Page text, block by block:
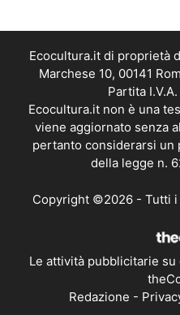
Ecocultura.it di proprietà
Marchese 10, 00141
Partita
Ecocultura.it non è una
viene aggiornato senza
pertanto considerarsi un
della legge n.
Copyright ©2026 - Tutti
Le attività pubblicitarie
Redazione -